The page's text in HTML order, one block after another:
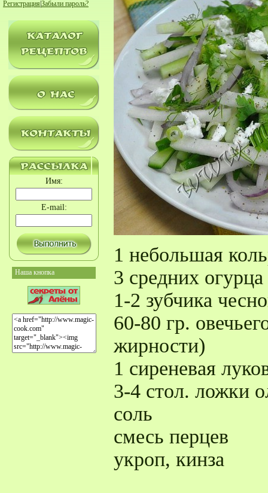
Регистрация Забыли пароль?
Имя:
E-mail:
Наша кнопка
1 небольшая
3 средних огурца
1-2 зубчика
60-80 гр.
жирности)
1 сиреневая
3-4 стол. ложки
соль
смесь перцев
укроп, кинза